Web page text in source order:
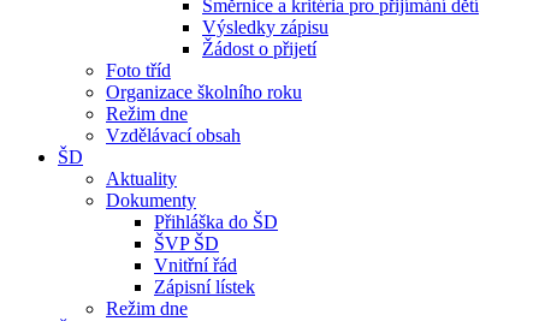
Směrnice a kritéria pro přijímání dětí
Výsledky zápisu
Žádost o přijetí
Foto tříd
Organizace školního roku
Režim dne
Vzdělávací obsah
ŠD
Aktuality
Dokumenty
Přihláška do ŠD
ŠVP ŠD
Vnitřní řád
Zápisní lístek
Režim dne